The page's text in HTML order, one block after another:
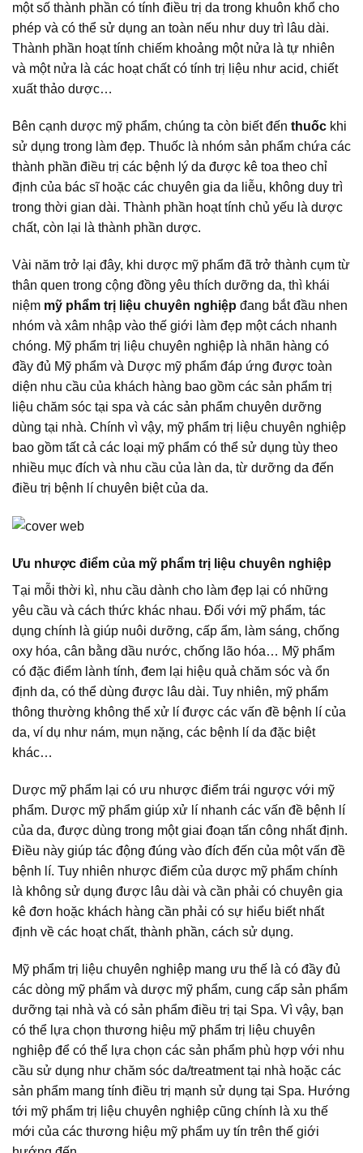
một số thành phần có tính điều trị da trong khuôn khổ cho
phép và có thể sử dụng an toàn nếu như duy trì lâu dài.
Thành phần hoạt tính chiếm khoảng một nửa là tự nhiên
và một nửa là các hoạt chất có tính trị liệu như acid, chiết
xuất thảo dược…
Bên cạnh dược mỹ phẩm, chúng ta còn biết đến thuốc khi
sử dụng trong làm đẹp. Thuốc là nhóm sản phẩm chứa các
thành phần điều trị các bệnh lý da được kê toa theo chỉ
định của bác sĩ hoặc các chuyên gia da liễu, không duy trì
trong thời gian dài. Thành phần hoạt tính chủ yếu là dược
chất, còn lại là thành phần dược.
Vài năm trở lại đây, khi dược mỹ phẩm đã trở thành cụm từ
thân quen trong cộng đồng yêu thích dưỡng da, thì khái
niệm mỹ phẩm trị liệu chuyên nghiệp đang bắt đầu nhen
nhóm và xâm nhập vào thế giới làm đẹp một cách nhanh
chóng. Mỹ phẩm trị liệu chuyên nghiệp là nhãn hàng có
đầy đủ Mỹ phẩm và Dược mỹ phẩm đáp ứng được toàn
diện nhu cầu của khách hàng bao gồm các sản phẩm trị
liệu chăm sóc tại spa và các sản phẩm chuyên dưỡng
dùng tại nhà. Chính vì vậy, mỹ phẩm trị liệu chuyên nghiệp
bao gồm tất cả các loại mỹ phẩm có thể sử dụng tùy theo
nhiều mục đích và nhu cầu của làn da, từ dưỡng da đến
điều trị bệnh lí chuyên biệt của da.
Ưu nhược điểm của mỹ phẩm trị liệu chuyên nghiệp
Tại mỗi thời kì, nhu cầu dành cho làm đẹp lại có những
yêu cầu và cách thức khác nhau. Đối với mỹ phẩm, tác
dụng chính là giúp nuôi dưỡng, cấp ẩm, làm sáng, chống
oxy hóa, cân bằng dầu nước, chống lão hóa… Mỹ phẩm
có đặc điểm lành tính, đem lại hiệu quả chăm sóc và ổn
định da, có thể dùng được lâu dài. Tuy nhiên, mỹ phẩm
thông thường không thể xử lí được các vấn đề bệnh lí của
da, ví dụ như nám, mụn nặng, các bệnh lí da đặc biệt
khác…
Dược mỹ phẩm lại có ưu nhược điểm trái ngược với mỹ
phẩm. Dược mỹ phẩm giúp xử lí nhanh các vấn đề bệnh lí
của da, được dùng trong một giai đoạn tấn công nhất định.
Điều này giúp tác động đúng vào đích đến của một vấn đề
bệnh lí. Tuy nhiên nhược điểm của dược mỹ phẩm chính
là không sử dụng được lâu dài và cần phải có chuyên gia
kê đơn hoặc khách hàng cần phải có sự hiểu biết nhất
định về các hoạt chất, thành phần, cách sử dụng.
Mỹ phẩm trị liệu chuyên nghiệp mang ưu thế là có đầy đủ
các dòng mỹ phẩm và dược mỹ phẩm, cung cấp sản phẩm
dưỡng tại nhà và có sản phẩm điều trị tại Spa. Vì vậy, bạn
có thể lựa chọn thương hiệu mỹ phẩm trị liệu chuyên
nghiệp để có thể lựa chọn các sản phẩm phù hợp với nhu
cầu sử dụng như chăm sóc da/treatment tại nhà hoặc các
sản phẩm mang tính điều trị mạnh sử dụng tại Spa. Hướng
tới mỹ phẩm trị liệu chuyên nghiệp cũng chính là xu thế
mới của các thương hiệu mỹ phẩm uy tín trên thế giới